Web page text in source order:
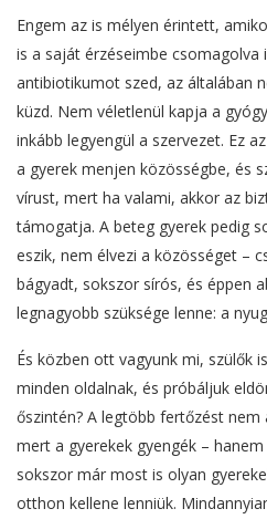
Engem az is mélyen érintett,
is a saját érzéseimbe csomagolva
antibiotikumot szed, az általában
küzd. Nem véletlenül kapja a
inkább legyengül a szervezet. Ez
a gyerek menjen közösségbe, és
vírust, mert ha valami, akkor az
támogatja. A beteg gyerek pedig
eszik, nem élvezi a közösséget –
bágyadt, sokszor sírós, és éppen
legnagyobb szüksége lenne: a
És közben ott vagyunk mi, szülők
minden oldalnak, és próbáljuk
őszintén? A legtöbb fertőzést
mert a gyerekek gyengék –
sokszor már most is olyan
otthon kellene lenniük.